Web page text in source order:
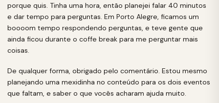
porque quis. Tinha uma hora, então planejei falar 40 minutos
e dar tempo para perguntas. Em Porto Alegre, ficamos um
boooom tempo respondendo perguntas, e teve gente que
ainda ficou durante o coffe break para me perguntar mais
coisas.
De qualquer forma, obrigado pelo comentário. Estou mesmo
planejando uma mexidinha no conteúdo para os dois eventos
que faltam, e saber o que vocês acharam ajuda muito.